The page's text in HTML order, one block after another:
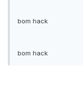
bom hack
bom hack